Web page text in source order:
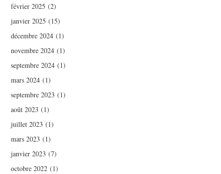
février 2025 (2)
janvier 2025 (15)
décembre 2024 (1)
novembre 2024 (1)
septembre 2024 (1)
mars 2024 (1)
septembre 2023 (1)
août 2023 (1)
juillet 2023 (1)
mars 2023 (1)
janvier 2023 (7)
octobre 2022 (1)